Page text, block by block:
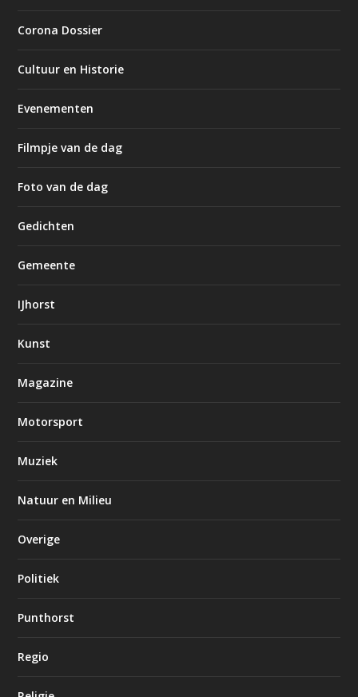
Corona Dossier
Cultuur en Historie
Evenementen
Filmpje van de dag
Foto van de dag
Gedichten
Gemeente
IJhorst
Kunst
Magazine
Motorsport
Muziek
Natuur en Milieu
Overige
Politiek
Punthorst
Regio